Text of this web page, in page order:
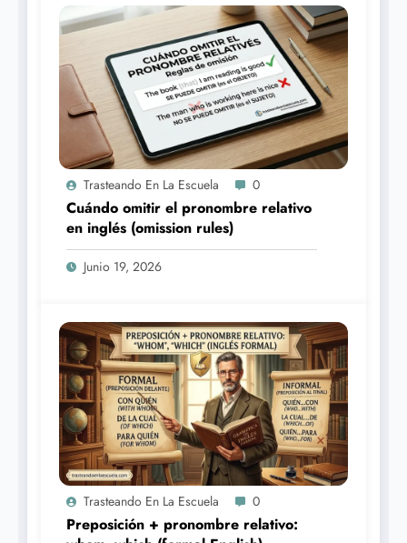
Trasteando En La Escuela 0
Cuándo omitir el pronombre relativo
en inglés (omission rules)
Junio 19, 2026
Trasteando En La Escuela 0
Preposición + pronombre relativo: